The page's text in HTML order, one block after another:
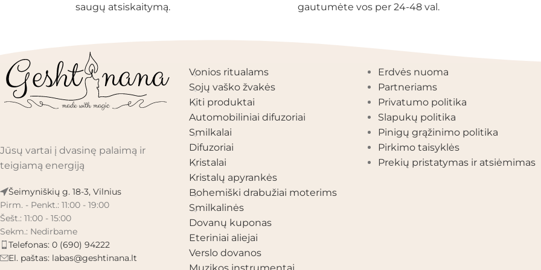
saugų atsiskaitymą.
gautumėte vos per 24-48 val.
Jūsų vartai į dvasinę palaimą ir
teigiamą energiją
Šeimyniškių g. 18-3, Vilnius
Pirm. - Penkt.: 11:00 - 19:00
Šešt.: 11:00 - 15:00
Sekm.: Nedirbame
Telefonas: 0 (690) 94222
El. paštas: labas@geshtinana.lt
PRODUKTŲ KATEGORIJOS
Vonios ritualams
Sojų vaško žvakės
Kiti produktai
Automobiliniai difuzoriai
Smilkalai
Difuzoriai
Kristalai
Kristalų apyrankės
Bohemiški drabužiai moterims
Smilkalinės
Dovanų kuponas
Eteriniai aliejai
Verslo dovanos
Erdvės nuoma
Partneriams
Privatumo politika
Slapukų politika
Pinigų grąžinimo politika
Pirkimo taisyklės
Prekių pristatymas ir atsiėmimas